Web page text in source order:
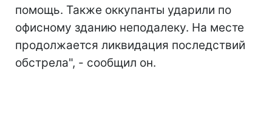
помощь. Также оккупанты ударили по
офисному зданию неподалеку. На месте
продолжается ликвидация последствий
обстрела", - сообщил он.